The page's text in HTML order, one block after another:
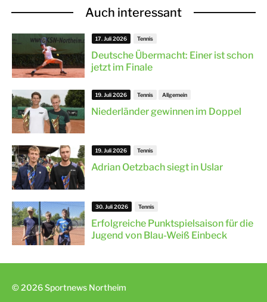
Auch interessant
Deutsche Übermacht: Einer ist schon
jetzt im Finale
17. Juli 2026 Tennis
Niederländer gewinnen im Doppel
19. Juli 2026 Tennis Allgemein
Adrian Oetzbach siegt in Uslar
19. Juli 2026 Tennis
Erfolgreiche Punktspielsaison für die
Jugend von Blau-Weiß Einbeck
30. Juli 2026 Tennis
© 2026 Sportnews Northeim